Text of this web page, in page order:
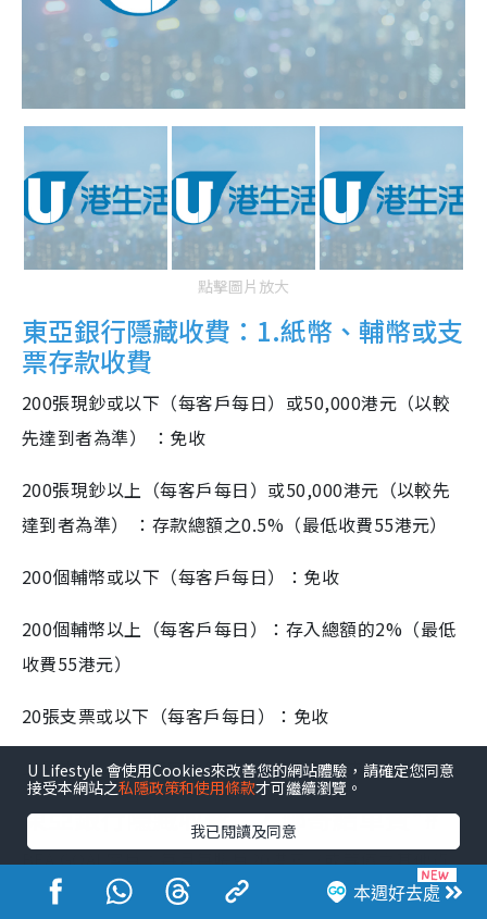
點擊圖片放大
東亞銀行隱藏收費：1.紙幣、輔幣或支
票存款收費
200張現鈔或以下（每客戶每日）或50,000港元（以較
先達到者為準） ：免收
200張現鈔以上（每客戶每日）或50,000港元（以較先
達到者為準） ：存款總額之0.5%（最低收費55港元）
200個輔幣或以下（每客戶每日）：免收
200個輔幣以上（每客戶每日）：存入總額的2%（最低
收費55港元）
20張支票或以下（每客戶每日）：免收
20張支票以上（每客戶每日）：每張額外支票2港元
東亞銀行隱藏收費：2.郵寄結單費*#
BEA GOAL客戶：每月每賬戶20港元（或等值之其他貨
幣）
本週好去處
U Lifestyle 會使用Cookies來改善您的網站體驗，請確定您同意
接受本網站之私隱政策和使用條款才可繼續瀏覽。
我已閱讀及同意